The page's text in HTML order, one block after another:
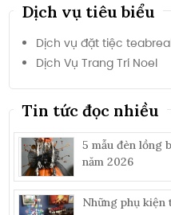
Dịch vụ tiêu biểu
Dịch vụ đặt tiệc
Dịch Vụ Trang Trí Noel
Tin tức đọc nhiều
5 mẫu đèn lồng
năm 2026
Những phụ